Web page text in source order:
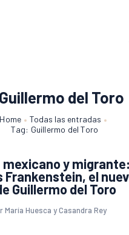
del Toro
Home
Todas las entradas
Tag: Guillermo del Toro
mexicano y migrante:
Frankenstein, el
Guillermo del Toro
María Huesca y Casandra Rey